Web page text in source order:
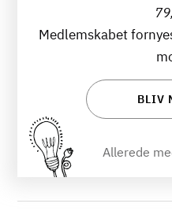
Medlemskabet
BLIV
Allerede